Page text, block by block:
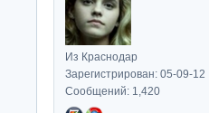
Из Краснодар
Зарегистрирован: 05-09-12
Сообщений: 1,420